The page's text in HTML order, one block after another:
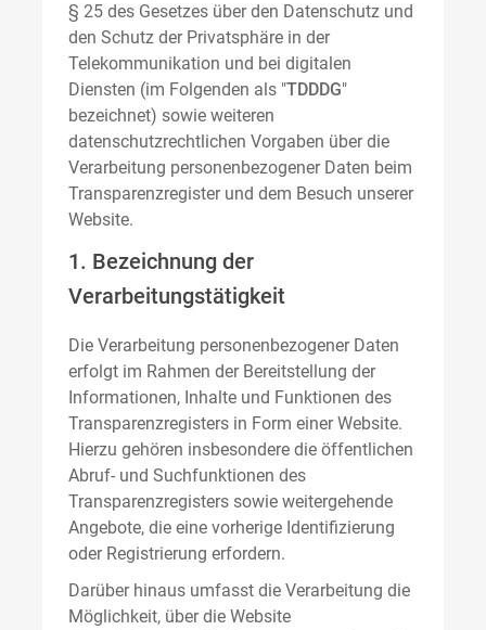
§ 25 des Gesetzes über den Datenschutz und
den Schutz der Privatsphäre in der
Telekommunikation und bei digitalen
Diensten (im Folgenden als "TDDDG"
bezeichnet) sowie weiteren
datenschutzrechtlichen Vorgaben über die
Verarbeitung personenbezogener Daten beim
Transparenzregister und dem Besuch unserer
Website.
1. Bezeichnung der
Verarbeitungstätigkeit
Die Verarbeitung personenbezogener Daten
erfolgt im Rahmen der Bereitstellung der
Informationen, Inhalte und Funktionen des
Transparenzregisters in Form einer Website.
Hierzu gehören insbesondere die öffentlichen
Abruf- und Suchfunktionen des
Transparenzregisters sowie weitergehende
Angebote, die eine vorherige Identifizierung
oder Registrierung erfordern.
Darüber hinaus umfasst die Verarbeitung die
Möglichkeit, über die Website